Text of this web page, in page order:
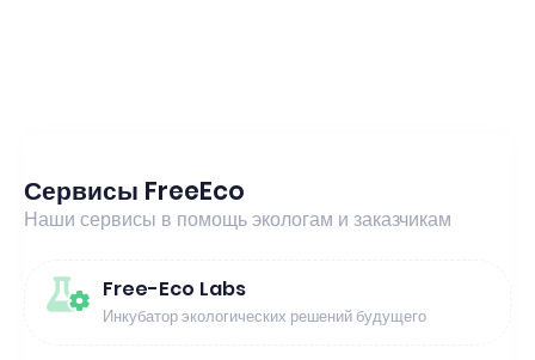
Сервисы FreeEco
Наши сервисы в помощь экологам и заказчикам
Free-Eco Labs
Инкубатор экологических решений будущего